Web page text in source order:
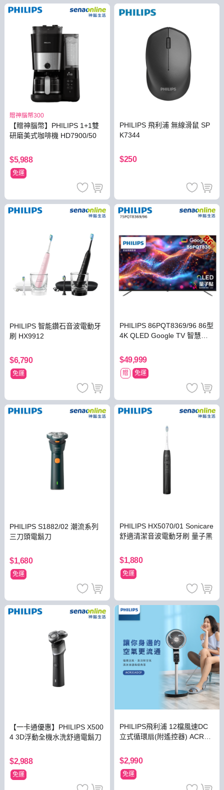
贈神腦幣300
【贈神腦幣】PHILIPS 1+1雙
研磨美式咖啡機 HD7900/50
$5,988
免運
PHILIPS 飛利浦 無線滑鼠 SP
K7344
$250
PHILIPS 智能鑽石音波電動牙
刷 HX9912
$6,790
免運
PHILIPS 86PQT8369/96 86型
4K QLED Google TV 智慧型
$49,999
贈 免運
PHILIPS S1882/02 潮流系列
三刀頭電鬍刀
$1,680
免運
PHILIPS HX5070/01 Sonicare
舒適清潔音波電動牙刷 量子黑
$1,880
免運
【一卡通優惠】PHILIPS X500
4 3D浮動全機水洗舒適電鬍刀
$2,988
免運
PHILIPS飛利浦 12檔風速DC
立式循環扇(附遙控器) ACR31
$2,990
免運